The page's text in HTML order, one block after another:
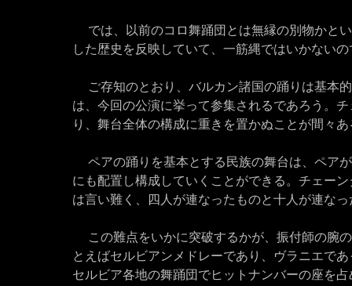
では、以前のコロ舞踊団とは無縁の別物かと
した歴史を反映していて、一筋縄ではいかない
ご存知のとおり、バルカン諸国の踊りは基本
は、今回の公演に挙って参集されるであろう。
り、舞台全体の構成に重きを置かぬことが間々
ペアの踊りを基本とする民族の舞台は、ペア
にも配置し構成していくことができる。チェー
は言い難く、四人が連なったものと十人が連な
この難点をいかに突破するかが、振付師の腕
とえばセルビアンメドレーであり、ヴラニエで
セルビア各地の舞踊団でヒットナンバーの座を